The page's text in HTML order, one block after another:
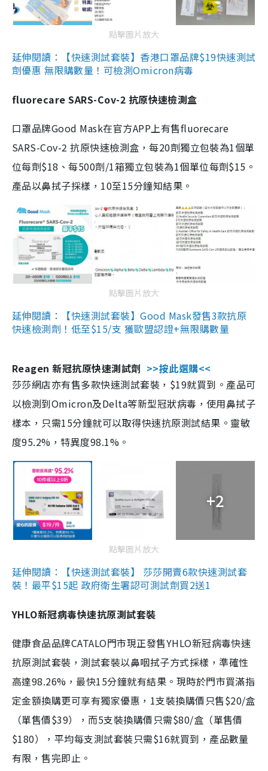
點擊圖片放大
延伸閱讀：【快速測試套裝】香港口罩品牌$19快速測試
劑優惠 無限購數量！可檢測Omicron病毒
fluorecare SARS-Cov-2 抗原快速檢測盒
口罩品牌Good Mask在官方APP上有售fluorecare
SARS-Cov-2 抗原快速檢測盒，每20劑獨立包裝為1個單
位每劑$18、每500劑/1箱獨立包裝為1個單位每劑$15。
產品以鼻拭子採樣，10至15分鐘知結果。
點擊圖片放大
延伸閱讀：【快速測試套裝】Good Mask發售3款抗原
快速檢測劑！低至$15/支 獲歐盟認證+無限購數量
Reagen 新冠抗原快速測試劑 >>按此選購<<
莎莎網店亦有售多款快速測試套裝，$19就買到。產品可
以檢測到Omicron及Delta等新型冠狀病毒，使用鼻拭子
樣本，只需15分鐘就可以取得快速抗原測試結果。靈敏
度95.2%，特異度98.1%。
+2
點擊圖片放大
延伸閱讀：【快速測試套裝】 莎莎開賣6款快速測試套
裝！最平$15起 政府衛生署認可測試劑買2送1
YHLO新冠病毒快速抗原測試套裝
健康食品品牌CATALO門市現正發售YHLO新冠病毒快速
抗原測試套裝，測試套裝以鼻咽拭子方式採樣，準確性
高達98.26%，最快15分鐘就有結果。現時於門市買滿指
定金額換購更可享有獨家優惠，1支裝換購價只售$20/盒
（單售價$39），而5支裝換購價只需$80/盒（單售價
$180），平均每支測試套裝只需$16就買到，產品數量
有限，售完即止。